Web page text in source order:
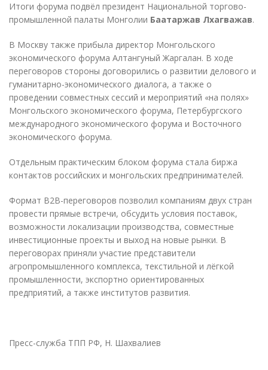
Итоги форума подвёл президент Национальной торгово-
промышленной палаты Монголии Баатаржав Лхагважав.
В Москву также прибыла директор Монгольского
экономического форума Алтангуный Жаргалан. В ходе
переговоров стороны договорились о развитии делового и
гуманитарно-экономического диалога, а также о
проведении совместных сессий и мероприятий «на полях»
Монгольского экономического форума, Петербургского
международного экономического форума и Восточного
экономического форума.
Отдельным практическим блоком форума стала биржа
контактов российских и монгольских предпринимателей.
Формат B2B-переговоров позволил компаниям двух стран
провести прямые встречи, обсудить условия поставок,
возможности локализации производства, совместные
инвестиционные проекты и выход на новые рынки. В
переговорах приняли участие представители
агропромышленного комплекса, текстильной и лёгкой
промышленности, экспортно ориентированных
предприятий, а также институтов развития.
Пресс-служба ТПП РФ, Н. Шахвалиев